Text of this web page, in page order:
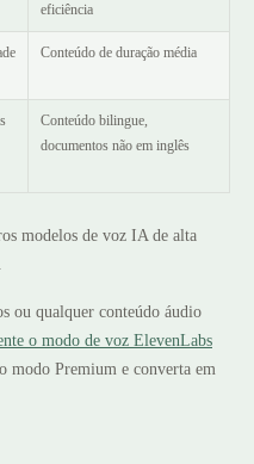
eficiência
Conteúdo de duração média
Conteúdo bilingue,
documentos não em inglês
modelos de voz IA de alta
ou qualquer conteúdo áudio
o modo de voz ElevenLabs
modo Premium e converta em